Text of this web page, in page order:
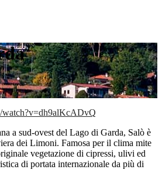
watch?v=dh9alKcADvQ
a sud-ovest del Lago di Garda, Salò è
dei Limoni. Famosa per il clima mite
vegetazione di cipressi, ulivi ed
di portata internazionale da più di